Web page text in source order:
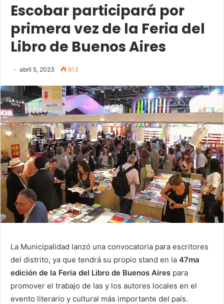
Escobar participará por
primera vez de la Feria del
Libro de Buenos Aires
abril 5, 2023 913
La Municipalidad lanzó una convocatoria para escritores
del distrito, ya que tendrá su propio stand en la 47ma
edición de la Feria del Libro de Buenos Aires para
promover el trabajo de las y los autores locales en el
evento literario y cultural más importante del país.